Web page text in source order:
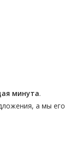
минута.
а мы его